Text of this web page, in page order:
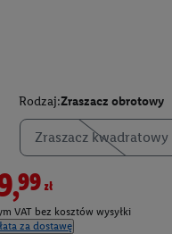
Rodzaj:Zraszacz obrotowy
Zraszacz kwadratowy
VAT bez kosztów wysyłki
za dostawę